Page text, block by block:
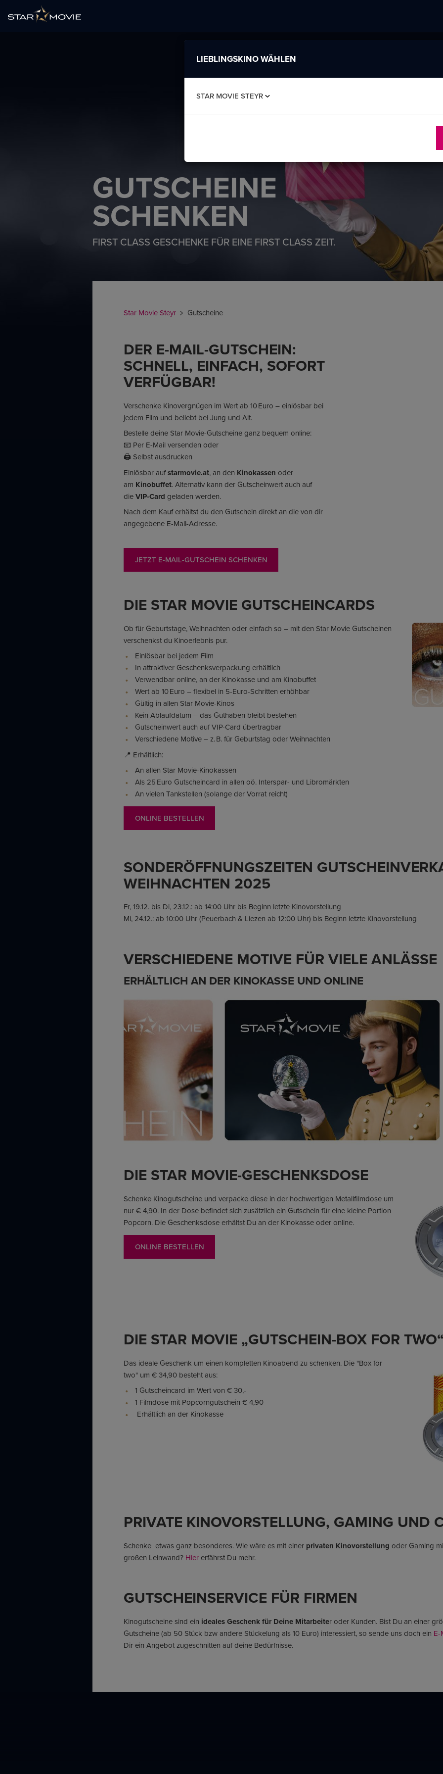
GUTSCHEINE
SCHENKEN
FIRST CLASS GESCHENKE FÜR EINE FIRST CLASS ZEIT.
Star Movie Steyr Gutscheine
DER E-MAIL-GUTSCHEIN:
SCHNELL, EINFACH, SOFORT
VERFÜGBAR!
Verschenke Kinovergnügen im Wert ab 10 Euro – einlösbar bei
jedem Film und beliebt bei Jung und Alt.
Bestelle deine Star Movie-Gutscheine ganz bequem online:
📧 Per E-Mail versenden oder
🖨️ Selbst ausdrucken
Einlösbar aufstarmovie.at, an den Kinokassen oder
am Kinobuffet. Alternativ kann der Gutscheinwert auch auf
dieVIP-Card geladen werden.
Nach dem Kauf erhältst du den Gutschein direkt an die von dir
angegebene E-Mail-Adresse.
JETZT E-MAIL-GUTSCHEIN SCHENKEN
DIE STAR MOVIE GUTSCHEINCARDS
Ob für Geburtstage, Weihnachten oder einfach so – mit den Star Movie Gutscheinen
verschenkst du Kinoerlebnis pur.
Einlösbar bei jedem Film
In attraktiver Geschenksverpackung erhältlich
Verwendbar online, an der Kinokasse und am Kinobuffet
Wert ab 10 Euro – flexibel in 5-Euro-Schritten erhöhbar
Gültig in allen Star Movie-Kinos
Kein Ablaufdatum – das Guthaben bleibt bestehen
Gutscheinwert auch auf VIP-Card übertragbar
Verschiedene Motive – z. B. für Geburtstag oder Weihnachten
📍 Erhältlich:
An allen Star Movie-Kinokassen
Als 25 Euro Gutscheincard in allen oö. Interspar- und Libromärkten
An vielen Tankstellen (solange der Vorrat reicht)
ONLINE BESTELLEN
SONDERÖFFNUNGSZEITEN
WEIHNACHTEN 2025
Fr, 19.12. bis Di, 23.12.: ab 14:00 Uhr bis Beginn letzte Kinovorstellung
Mi, 24.12.: ab 10:00 Uhr (Peuerbach & Liezen ab 12:00 Uhr) bis Beginn letzte Kinovorstellung
VERSCHIEDENE MOTIVE FÜR VIELE ANLÄSSE
ERHÄLTLICH AN DER KINOKASSE UND ONLINE
DIE STAR MOVIE-GESCHENKSDOSE
Schenke Kinogutscheine und verpacke diese in der hochwertigen Metallfilmdose um
nur € 4,90. In der Dose befindet sich zusätzlich ein Gutschein für eine kleine Portion
Popcorn. Die Geschenksdose erhältst Du an der Kinokasse oder online.
ONLINE BESTELLEN
DIE STAR MOVIE „GUTSCHEIN-BOX FOR
Das ideale Geschenk um einen kompletten Kinoabend zu schenken. Die "Box for
two" um € 34,90 besteht aus:
1 Gutscheincard im Wert von € 30,-
1 Filmdose mit Popcorngutschein € 4,90
Erhältlich an der Kinokasse
PRIVATE KINOVORSTELLUNG, GAMING UND
Schenke etwas ganz besonderes. Wie wäre es mit einer privaten Kinovorstellung oder Gaming
großen Leinwand? Hiererfährst Du mehr.
GUTSCHEINSERVICE FÜR FIRMEN
Kinogutscheine sind ein ideales Geschenk für Deine Mitarbeiter oder Kunden. Bist Du an einer
Gutscheine (ab 50 Stück bzw andere Stückelung als 10 Euro) interessiert, so sende uns doch ein E-
Dir ein Angebot zugeschnitten auf deine Bedürfnisse.
LIEBLINGSKINO WÄHLEN
STAR MOVIE STEYR